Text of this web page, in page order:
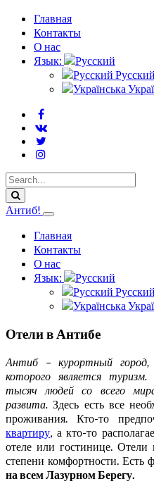
Главная
Контакты
О нас
Язык:
Русский
Антиб!
Главная
Контакты
О нас
Язык:
Русский
Отели в Антибе
Антиб – курортный город,
которого является
тысяч людей со всего
развита. Здесь есть все
проживания. Кто-то
квартиру, а кто-то
отеле или гостинице.
степени комфортности. Есть
на всем Лазурном Берегу.